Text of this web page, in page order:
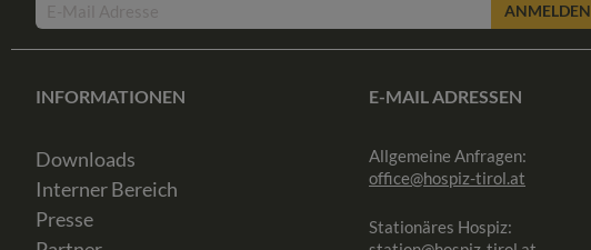
ANMELDEN
INFORMATIONEN
Downloads
Interner Bereich
Presse
E-MAIL ADRESSEN
Allgemeine Anfragen:
office@hospiz-tirol.at
Stationäres Hospiz: